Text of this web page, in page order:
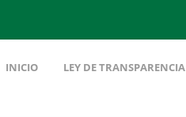
INICIO LEY DE TRANSPARENCIA